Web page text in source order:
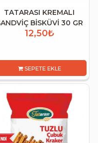
TATARASI KREMALI
BİSKÜVİ 30 GR
12,50₺
SEPETE EKLE